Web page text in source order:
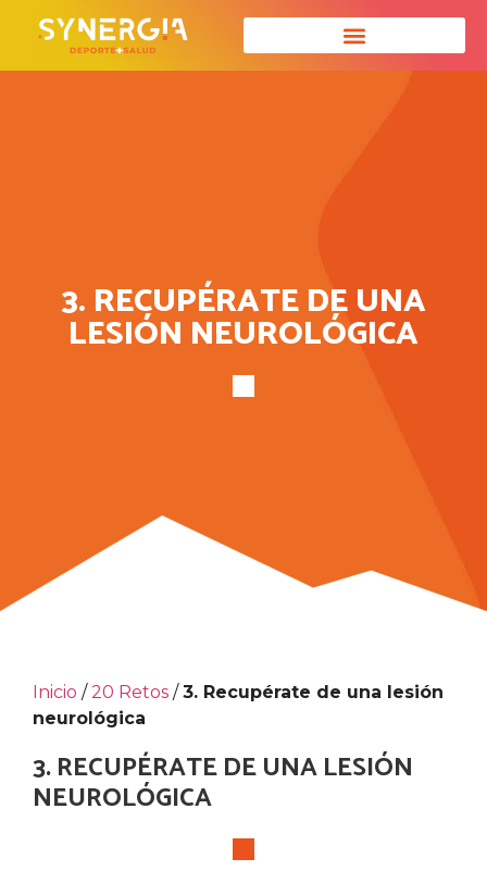
3. RECUPÉRATE DE UNA
LESIÓN NEUROLÓGICA
Inicio /20 Retos /3. Recupérate de una lesión
neurológica
3. RECUPÉRATE DE UNA LESIÓN
NEUROLÓGICA